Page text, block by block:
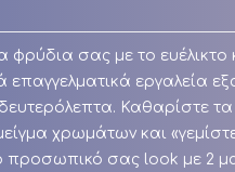
φρύδια σας με το ευέλικτο
εργαλεία
Καθαρίστε
χρωμάτων και
προσωπικό σας look με 2